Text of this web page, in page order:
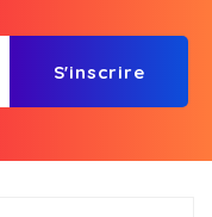
S'inscrire